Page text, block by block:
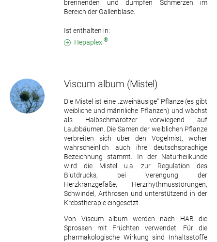
brennenden und dumpfen Schmerzen im
Bereich der Gallenblase.
Ist enthalten in:
Hepaplex ®
Viscum album (Mistel)
Die Mistel ist eine „zweihäusige“ Pflanze (es gibt
weibliche und männliche Pflanzen) und wächst
als Halbschmarotzer vorwiegend auf
Laubbäumen. Die Samen der weiblichen Pflanze
verbreiten sich über den Vogelmist, woher
wahrscheinlich auch ihre deutschsprachige
Bezeichnung stammt. In der Naturheilkunde
wird die Mistel u.a. zur Regulation des
Blutdrucks, bei Verengung der
Herzkranzgefäße, Herzrhythmusstörungen,
Schwindel, Arthrosen und unterstützend in der
Krebstherapie eingesetzt.
Von Viscum album werden nach HAB die
Sprossen mit Früchten verwendet. Für die
pharmakologische Wirkung sind Inhaltsstoffe